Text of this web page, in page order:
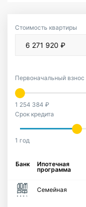
Стоимость квартиры
Первоначальный взнос
1 254 384 ₽
Срок кредита
1 год
Банк Ипотечная
программа
Семейная